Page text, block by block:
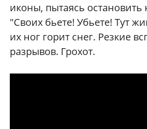
иконы, пытаясь остановить
"Своих бьете! Убьете! Тут
их ног горит снег. Резкие
разрывов. Грохот.